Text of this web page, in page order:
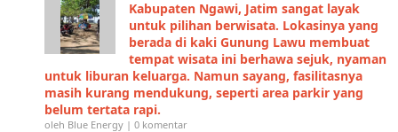
Kabupaten Ngawi, Jatim sangat layak
untuk pilihan berwisata. Lokasinya yang
berada di kaki Gunung Lawu membuat
tempat wisata ini berhawa sejuk, nyaman
untuk liburan keluarga. Namun sayang, fasilitasnya
masih kurang mendukung, seperti area parkir yang
belum tertata rapi.
oleh Blue Energy | 0 komentar